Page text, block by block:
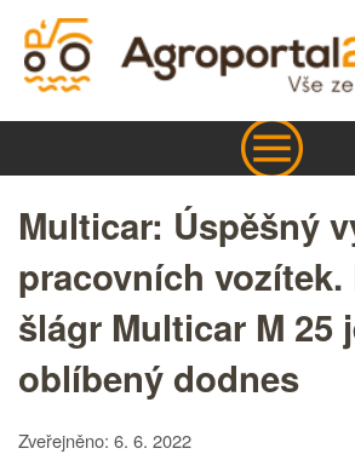
Multicar: Úspěšný
pracovních
šlágr Multicar M 25
oblíbený dodnes
Zveřejněno: 6. 6. 2022